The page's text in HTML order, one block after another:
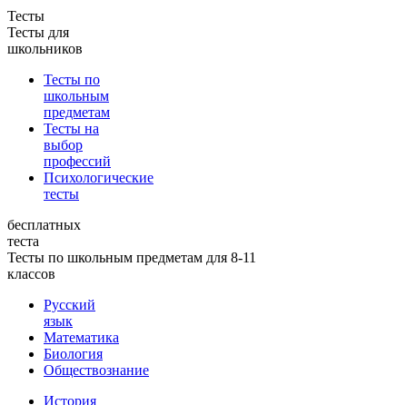
Тесты
Тесты для
школьников
Тесты по
школьным
предметам
Тесты на
выбор
профессий
Психологические
тесты
бесплатных
теста
Тесты по школьным предметам для 8-11
классов
Русский
язык
Математика
Биология
Обществознание
История